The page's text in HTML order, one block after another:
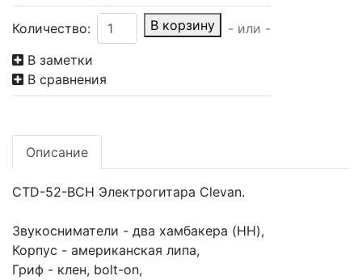
Количество: В корзину
- или -
В заметки
В сравнения
Описание
CTD-52-BCH Электрогитара Clevan.
Звукосниматели - два хамбакера (HH),
Корпус - американская липа,
Гриф - клен, bolt-on,